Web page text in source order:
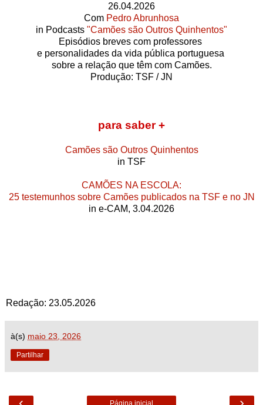
26.04.2026
Com Pedro Abrunhosa
in Podcasts "Camões são Outros Quinhentos"
Episódios breves com professores
e personalidades da vida pública portuguesa
sobre a relação que têm com Camões.
Produção: TSF / JN
para saber +
Camões são Outros Quinhentos
in TSF
CAMÕES NA ESCOLA:
25 testemunhos sobre Camões publicados na TSF e no JN
in e-CAM, 3.04.2026
Redação: 23.05.2026
à(s) maio 23, 2026
Partilhar
Página inicial